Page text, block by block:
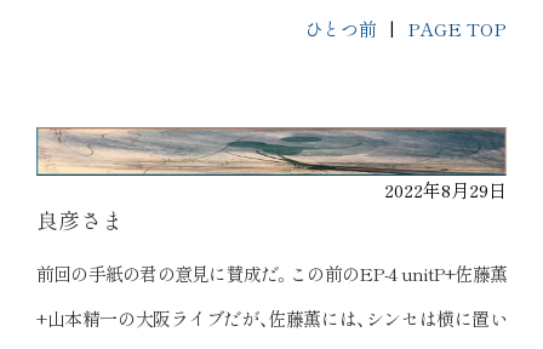
ひとつ前 | PAGE TOP
2022年8月29日
良彦さま
前回の手紙の君の意見に賛成だ。この前のEP-4 unitP+佐藤薫
+山本精一の大阪ライブだが、佐藤薫には、シンセは横に置い